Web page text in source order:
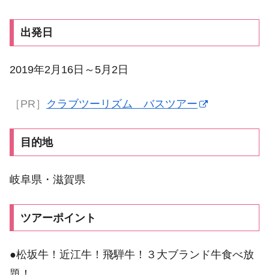
出発日
2019年2月16日～5月2日
［PR］ クラブツーリズム バスツアー
目的地
岐阜県・滋賀県
ツアーポイント
●松坂牛！近江牛！飛騨牛！３大ブランド牛食べ放